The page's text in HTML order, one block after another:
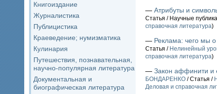
Книгоиздание
Журналистика
Публицистика
Краеведение; нумизматика
Кулинария
Путешествия, познавательная,
научно-популярная литература
Документальная и
биографическая литература
— Атрибуты и
Статья / Научные
справочная литература)
— Реклама: чего мы
Статья / Нелинейный
справочная литература)
— Закон аффинити и
БОНДАРЕНКО / Статья /
Деловая и справочная